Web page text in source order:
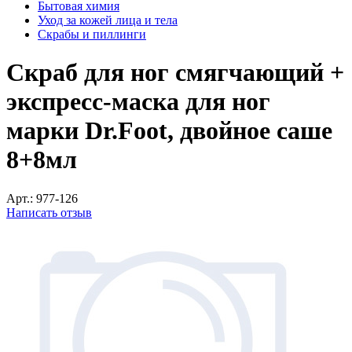
Бытовая химия
Уход за кожей лица и тела
Скрабы и пиллинги
Скраб для ног смягчающий +
экспресс-маска для ног
марки Dr.Foot, двойное саше
8+8мл
Арт.: 977-126
Написать отзыв